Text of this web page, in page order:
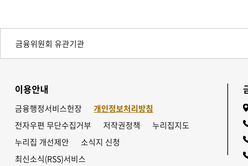
이용안내
금융행정서비스헌장
개인정보처리방침
전자우편 무단수집거부
저작권정책
누리집지도
누리집 개선제안
소식지 신청
최신소식(RSS)서비스